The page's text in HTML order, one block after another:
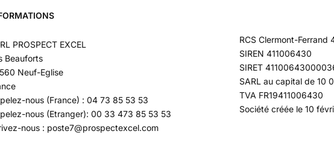
PROSPECT EXCEL
Beauforts
Neuf-Eglise
nous (France) : 04 73 85 53 53
nous (Etranger): 00 33 473 85 53 53
nous : poste7@prospectexcel.com
RCS Clermont-Ferrand
SIREN 411006430
SIRET
SARL au capital de 10
TVA FR19411006430
Société créée le 10